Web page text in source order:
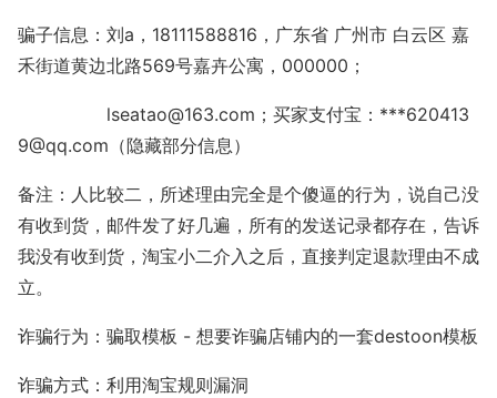
骗子信息：刘a，18111588816，广东省 广州市 白云区 嘉
禾街道黄边北路569号嘉卉公寓，000000；
lseatao@163.com；买家支付宝：***620413
9@qq.com（隐藏部分信息）
备注：人比较二，所述理由完全是个傻逼的行为，说自己没
有收到货，邮件发了好几遍，所有的发送记录都存在，告诉
我没有收到货，淘宝小二介入之后，直接判定退款理由不成
立。
诈骗行为：骗取模板 - 想要诈骗店铺内的一套destoon模板
诈骗方式：利用淘宝规则漏洞